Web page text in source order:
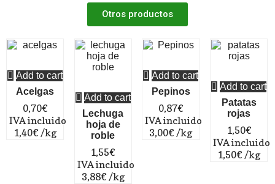
Otros productos
Add to cart
Acelgas
0,70€
IVA incluido
1,40€ /kg
Add to cart
Lechuga
hoja de
roble
1,55€
IVA incluido
3,88€ /kg
Add to cart
Pepinos
0,87€
IVA incluido
3,00€ /kg
Add to cart
Patatas
rojas
1,50€
IVA incluido
1,50€ /kg